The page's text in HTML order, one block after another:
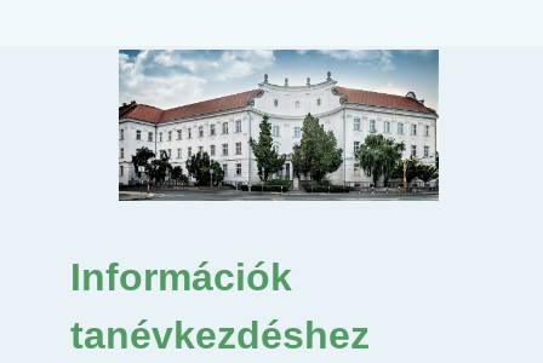
Információk
tanévkezdéshez